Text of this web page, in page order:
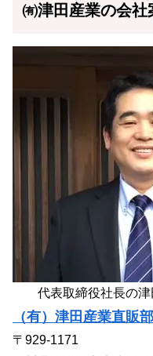
㈲津田産業の会社
代表取締役社長の津
（有）津田産業直販
〒929-1171